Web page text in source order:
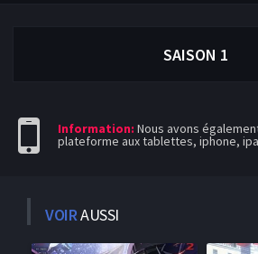
SAISON 1
Information: Nous avons
plateforme aux tablettes, iphone,
VOIRAUSSI